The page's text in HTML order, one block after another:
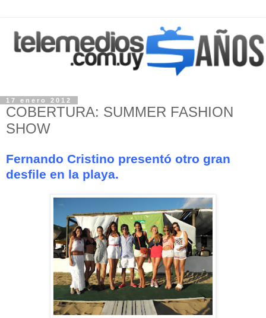
17 enero 2012
COBERTURA: SUMMER FASHION
SHOW
Fernando Cristino presentó otro gran
desfile en la playa.